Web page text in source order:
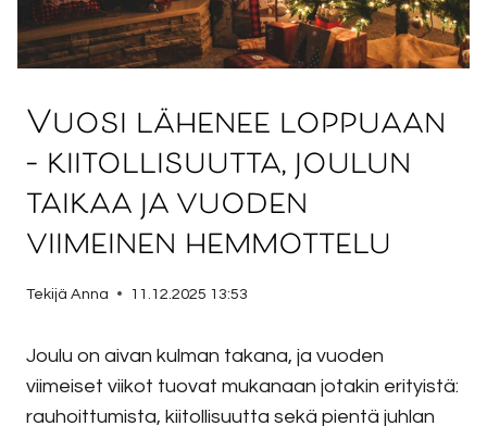
Vuosi lähenee loppuaan
– kiitollisuutta, joulun
taikaa ja vuoden
viimeinen hemmottelu
Tekijä Anna 11.12.2025 13:53
Joulu on aivan kulman takana, ja vuoden
viimeiset viikot tuovat mukanaan jotakin erityistä:
rauhoittumista, kiitollisuutta sekä pientä juhlan